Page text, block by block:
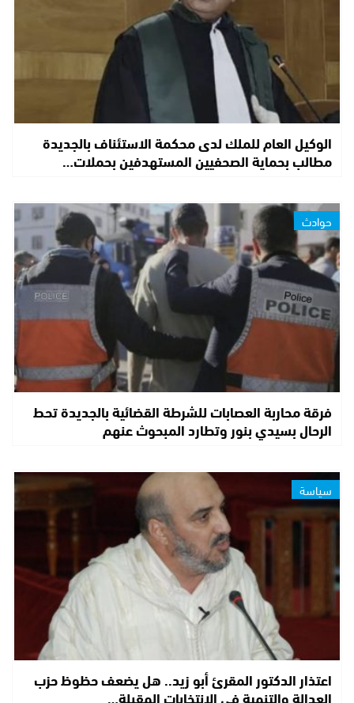
الوكيل العام للملك لدى محكمة الاستئناف بالجديدة
مطالب بحماية الصحفيين المستهدفين بحملات…
حوادث
فرقة محاربة العصابات للشرطة القضائية بالجديدة تحط
الرحال بسيدي بنور وتطارد المبحوث عنهم
سياسة
اعتذار الدكتور المقرئ أبو زيد.. هل يضعف حظوظ حزب
العدالة والتنمية في الانتخابات المقبلة…